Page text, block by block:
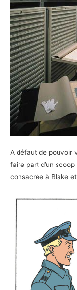
A défaut de pouvoir
faire part d’un
consacrée à Blake